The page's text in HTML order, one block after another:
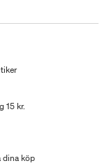
15 kr.
dina köp